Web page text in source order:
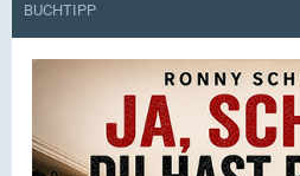
BUCHTIPP